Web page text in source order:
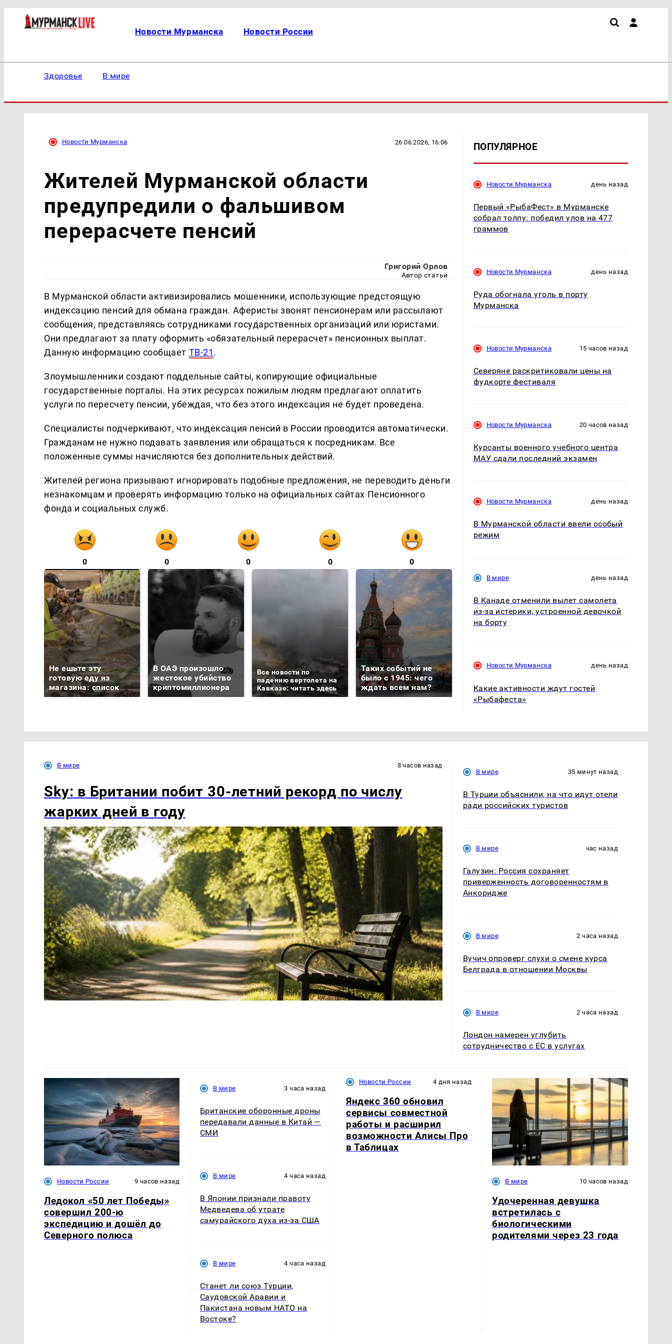
Новости Мурманска Новости России
Здоровье В мире
Новости Мурманска 26.06.2026, 16:06
Жителей Мурманской области
предупредили о фальшивом
перерасчете пенсий
Григорий Орлов
Автор статьи
В Мурманской области активизировались мошенники, использующие предстоящую
индексацию пенсий для обмана граждан. Аферисты звонят пенсионерам или рассылают
сообщения, представляясь сотрудниками государственных организаций или юристами.
Они предлагают за плату оформить «обязательный перерасчет» пенсионных выплат.
Данную информацию сообщает ТВ-21.
Злоумышленники создают поддельные сайты, копирующие официальные
государственные порталы. На этих ресурсах пожилым людям предлагают оплатить
услуги по пересчету пенсии, убеждая, что без этого индексация не будет проведена.
Специалисты подчеркивают, что индексация пенсий в России проводится автоматически.
Гражданам не нужно подавать заявления или обращаться к посредникам. Все
положенные суммы начисляются без дополнительных действий.
Жителей региона призывают игнорировать подобные предложения, не переводить деньги
незнакомцам и проверять информацию только на официальных сайтах Пенсионного
фонда и социальных служб.
0 0 0 0 0
Не ешьте эту
готовую еду из
магазина: список
В ОАЭ произошло
жестокое убийство
криптомиллионера
Все новости по
падению вертолета на
Кавказе: читать здесь
Таких событий не
было с 1945: чего
ждать всем нам?
В магазинах России
продукта: что купить?
полицейскую
подожгли.
ПОПУЛЯРНОЕ
Новости Мурманска день назад
Первый «РыбаФест» в Мурманске
собрал толпу: победил улов на 477
граммов
Новости Мурманска день назад
Руда обогнала уголь в порту
Мурманска
Новости Мурманска 15 часов назад
Северяне раскритиковали цены на
фудкорте фестиваля
Новости Мурманска 20 часов назад
Курсанты военного учебного центра
МАУ сдали последний экзамен
Новости Мурманска день назад
В Мурманской области ввели особый
режим
В мире день назад
В Канаде отменили вылет самолета
из-за истерики, устроенной девочкой
на борту
Новости Мурманска день назад
Какие активности ждут гостей
«Рыбафеста»
В мире 8 часов назад
Sky: в Британии побит 30-летний рекорд по числу
жарких дней в году
В мире 35 минут назад
В Турции объяснили, на что идут отели
ради российских туристов
В мире час назад
Галузин: Россия сохраняет
приверженность договоренностям в
Анкоридже
В мире 2 часа назад
Вучич опроверг слухи о смене курса
Белграда в отношении Москвы
В мире 2 часа назад
Лондон намерен углубить
сотрудничество с ЕС в услугах
Новости России 9 часов назад
Ледокол «50 лет Победы»
совершил 200-ю
экспедицию и дошёл до
Северного полюса
В мире 3 часа назад
Британские оборонные дроны
передавали данные в Китай —
СМИ
В мире 4 часа назад
В Японии признали правоту
Медведева об утрате
самурайского духа из-за США
В мире 4 часа назад
Станет ли союз Турции,
Саудовской Аравии и
Пакистана новым НАТО на
Востоке?
Новости России 4 дня назад
Яндекс 360 обновил
сервисы совместной
работы и расширил
возможности Алисы Про
в Таблицах
В мире 10 часов назад
Удочеренная девушка
встретилась с
биологическими
родителями через 23 года